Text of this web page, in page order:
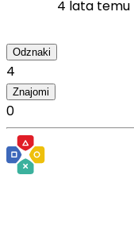
4 lata temu
Odznaki
4
Znajomi
0